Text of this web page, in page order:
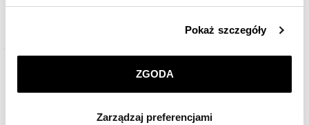
przez nas plików cookie znajdziesz wPolityce
korzystamy. Możesz również wybrać jaki rodzaj plików
Pokaż szczegóły
ZGODA
Zarządzaj preferencjami